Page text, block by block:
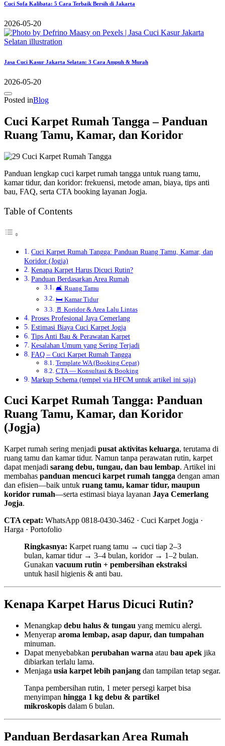
Cuci Sofa Kalibata: 5 Cara Terbaik Bersih di Jakarta
2026-05-20
Jasa Cuci Kasur Jakarta Selatan: 3 Cara Ampuh & Murah
2026-05-20
Posted inBlog
Cuci Karpet Rumah Tangga – Panduan
Ruang Tamu, Kamar, dan Koridor
Panduan lengkap cuci karpet rumah tangga untuk ruang tamu,
kamar tidur, dan koridor: frekuensi, metode aman, biaya, tips anti
bau, FAQ, serta CTA booking layanan Jogja.
Table of Contents
Cuci Karpet Rumah Tangga: Panduan Ruang Tamu, Kamar, dan
Koridor (Jogja)
Kenapa Karpet Harus Dicuci Rutin?
Panduan Berdasarkan Area Rumah
🛋️ Ruang Tamu
🛏️ Kamar Tidur
🚪 Koridor & Area Lalu Lintas
Proses Profesional Jaya Cemerlang
Estimasi Biaya Cuci Karpet Jogja
Tips Anti Bau & Perawatan Karpet
Kesalahan Umum yang Sering Terjadi
FAQ – Cuci Karpet Rumah Tangga
Template WA (Booking Cepat)
CTA — Konsultasi & Booking
Markup Schema (tempel via HFCM untuk artikel ini saja)
Cuci Karpet Rumah Tangga: Panduan
Ruang Tamu, Kamar, dan Koridor
(Jogja)
Karpet rumah sering menjadi pusat aktivitas keluarga, terutama di
ruang tamu dan kamar tidur. Namun tanpa perawatan rutin, karpet
dapat menjadi sarang debu, tungau, dan bau lembap. Artikel ini
membahas panduan mencuci karpet rumah tangga dengan aman
dan efisien—baik untuk ruang tamu, kamar tidur, maupun
koridor rumah—serta estimasi biaya layanan Jaya Cemerlang
Jogja.
CTA cepat: WhatsApp 0818‑0430‑3462 · Cuci Karpet Jogja ·
Harga · Portofolio
Ringkasnya: Karpet ruang tamu → cuci tiap 2–3
bulan, kamar tidur → 3–4 bulan, koridor → 1–2 bulan.
Gunakan vacuum rutin + pembersihan ekstraksi
untuk hasil higienis & anti bau.
Kenapa Karpet Harus Dicuci Rutin?
Menangkap debu halus & tungau yang memicu alergi.
Menyerap aroma lembap, asap dapur, dan tumpahan
minuman.
Dapat menyebabkan perubahan warna atau bau apek jika
dibiarkan terlalu lama.
Menjaga usia karpet lebih panjang dan tampilan tetap segar.
Tanpa pembersihan rutin, 1 meter persegi karpet bisa
menyimpan hingga 1 kg debu & partikel
mikroskopis dalam 6 bulan.
Panduan Berdasarkan Area Rumah